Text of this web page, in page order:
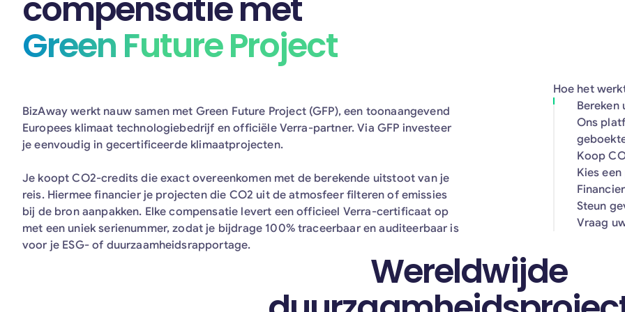
compensatie met
Green Future Project
BizAway werkt nauw samen met Green Future Project (GFP), een toonaangevend
Europees klimaat technologiebedrijf en officiële Verra-partner. Via GFP investeer
je eenvoudig in gecertificeerde klimaatprojecten.
Je koopt CO2-credits die exact overeenkomen met de berekende uitstoot van je
reis. Hiermee financier je projecten die CO2 uit de atmosfeer filteren of emissies
bij de bron aanpakken. Elke compensatie levert een officieel Verra-certificaat op
met een uniek serienummer, zodat je bijdrage 100% traceerbaar en auditeerbaar is
voor je ESG- of duurzaamheidsrapportage.
Hoe het
Ons
Koop
Kies
Steun
Vraag
Wereldwijde